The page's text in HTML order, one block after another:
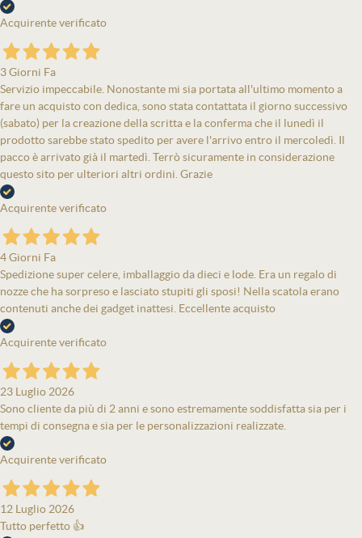
Acquirente verificato
3 Giorni Fa
Servizio impeccabile. Nonostante mi sia portata all'ultimo momento a
fare un acquisto con dedica, sono stata contattata il giorno successivo
(sabato) per la creazione della scritta e la conferma che il lunedì il
prodotto sarebbe stato spedito per avere l'arrivo entro il mercoledì. Il
pacco è arrivato già il martedì. Terrò sicuramente in considerazione
questo sito per ulteriori altri ordini. Grazie
Acquirente verificato
4 Giorni Fa
Spedizione super celere, imballaggio da dieci e lode. Era un regalo di
nozze che ha sorpreso e lasciato stupiti gli sposi! Nella scatola erano
contenuti anche dei gadget inattesi. Eccellente acquisto
Acquirente verificato
23 Luglio 2026
Sono cliente da più di 2 anni e sono estremamente soddisfatta sia per i
tempi di consegna e sia per le personalizzazioni realizzate.
Acquirente verificato
12 Luglio 2026
Tutto perfetto 👍